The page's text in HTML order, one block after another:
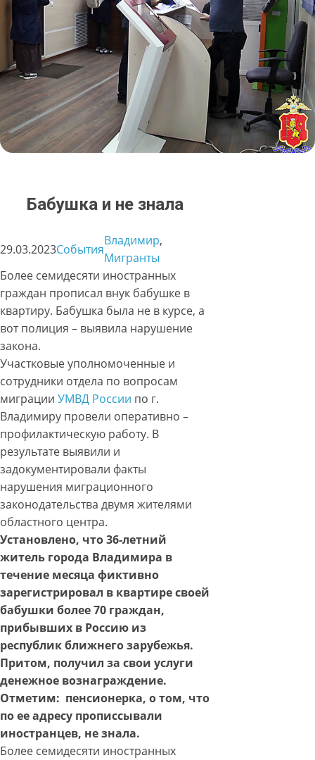
Бабушка и не знала
29.03.2023События
Владимир
Мигранты
Более семидесяти иностранных
граждан прописал внук бабушке в
квартиру. Бабушка была не в курсе, а
вот полиция – выявила нарушение
закона.
Участковые уполномоченные и
сотрудники отдела по вопросам
миграции УМВД России по г.
Владимиру провели оперативно –
профилактическую работу. В
результате выявили и
задокументировали факты
нарушения миграционного
законодательства двумя жителями
областного центра.
Установлено, что 36-летний
житель города Владимира в
течение месяца фиктивно
зарегистрировал в квартире своей
бабушки более 70 граждан,
прибывших в Россию из
республик ближнего зарубежья.
Притом, получил за свои услуги
денежное вознаграждение.
Отметим: пенсионерка, о том, что
по ее адресу прописсывали
иностранцев, не знала.
Более семидесяти иностранных